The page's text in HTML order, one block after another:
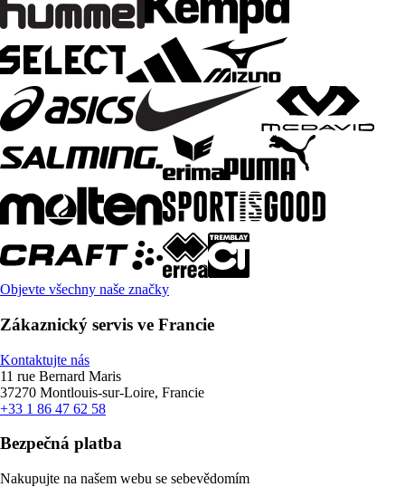
Objevte všechny naše značky
Zákaznický servis ve Francie
Kontaktujte nás
11 rue Bernard Maris
37270 Montlouis-sur-Loire, Francie
+33 1 86 47 62 58
Bezpečná platba
Nakupujte na našem webu se sebevědomím